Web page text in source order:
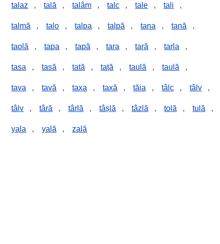
talaz , tală , talâm , talc , tale , tali ,
talmă , talo , talpa , talpă , tana , tană ,
taolă , tapa , tapă , tara , tară , tarla ,
tasa , tasă , tată , tață , taulă , taulă ,
tava , tavă , taxa , taxă , tăia , tâlc , tâlv ,
tâlv , târă , târlă , tâșlă , tâzlă , tolă , tulă ,
yala , yală , zală